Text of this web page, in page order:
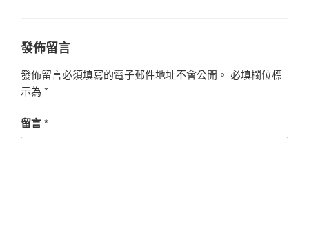
發佈留言
發佈留言必須填寫的電子郵件地址不會公開。 必填欄位標
示為 *
留言*